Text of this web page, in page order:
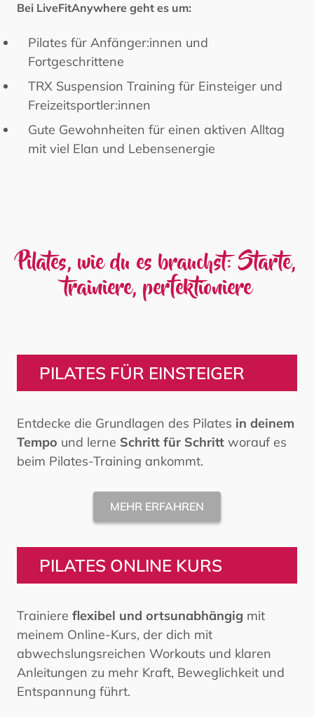
Bei LiveFitAnywhere geht es um:
Pilates für Anfänger:innen und
Fortgeschrittene
TRX Suspension Training für Einsteiger und
Freizeitsportler:innen
Gute Gewohnheiten für einen aktiven Alltag
mit viel Elan und Lebensenergie
Pilates, wie du es brauchst:Starte,
trainiere, perfektioniere
PILATES FÜR EINSTEIGER
Entdecke die Grundlagen des Pilates in deinem
Tempo und lerne Schritt für Schritt worauf es
beim Pilates-Training ankommt.
MEHR ERFAHREN
PILATES ONLINE KURS
Trainiere flexibel und ortsunabhängig mit
meinem Online-Kurs, der dich mit
abwechslungsreichen Workouts und klaren
Anleitungen zu mehr Kraft, Beweglichkeit und
Entspannung führt.